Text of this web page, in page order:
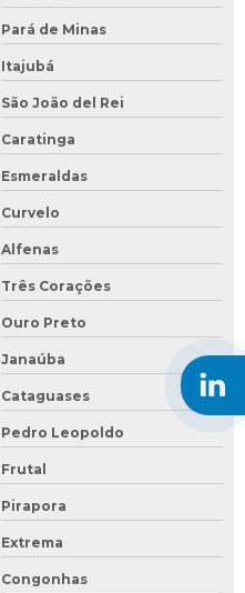
Pará de Minas
Itajubá
São João del Rei
Caratinga
Esmeraldas
Curvelo
Alfenas
Três Corações
Ouro Preto
Janaúba
Cataguases
Pedro Leopoldo
Frutal
Pirapora
Extrema
Congonhas